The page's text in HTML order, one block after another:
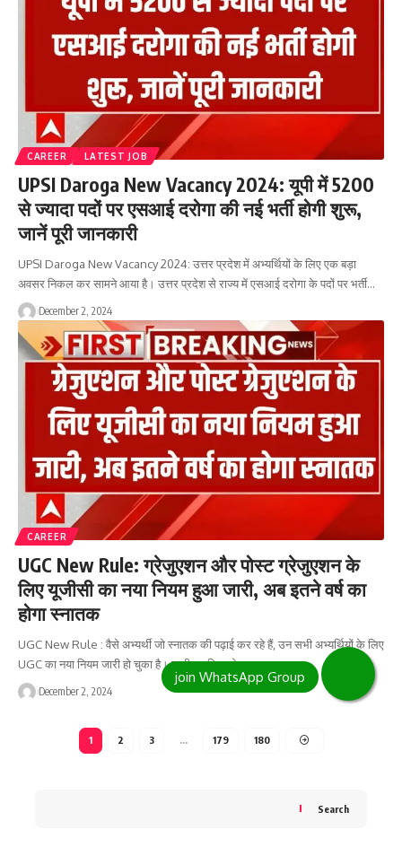
CAREER LATEST JOB
UPSI Daroga New Vacancy 2024: यूपी में 5200
से ज्यादा पदों पर एसआई दरोगा की नई भर्ती होगी शुरू,
जानें पूरी जानकारी
UPSI Daroga New Vacancy 2024: उत्तर प्रदेश में अभ्यर्थियों के लिए एक बड़ा
अवसर निकल कर सामने आया है। उत्तर प्रदेश से राज्य में एसआई दरोगा के पदों पर भर्ती…
December 2, 2024
CAREER
UGC New Rule: ग्रेजुएशन और पोस्ट ग्रेजुएशन के
लिए यूजीसी का नया नियम हुआ जारी, अब इतने वर्ष का
होगा स्नातक
UGC New Rule : वैसे अभ्यर्थी जो स्नातक की पढ़ाई कर रहे हैं, उन सभी अभ्यर्थियों के लिए
UGC का नया नियम जारी हो चुका है। जारी नए नियम के…
December 2, 2024
1 2 3 … 179 180
Search